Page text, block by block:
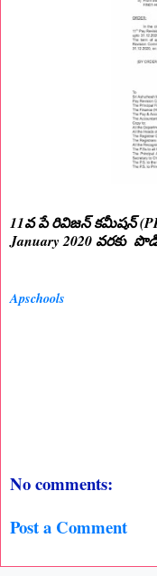
11వ పే రివిజన్ కమీషన్
January 2020 వరకు
Apschools
No comments:
Post a Comment